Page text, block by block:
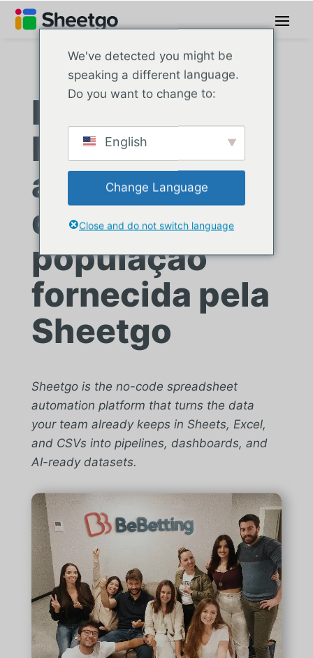
BeBetting:
Manipulação
automatizada
de planilhas e
população
fornecida pela
Sheetgo
Sheetgo is the no-code spreadsheet
automation platform that turns the data
your team already keeps in Sheets, Excel,
and CSVs into pipelines, dashboards, and
AI-ready datasets.
We've detected you might be
speaking a different language.
Do you want to change to:
English
Change Language
Close and do not switch language